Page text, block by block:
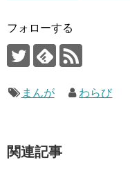
フォローする
まんが わらび
関連記事